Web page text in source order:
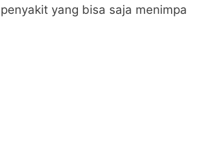
yang bisa saja menimpa